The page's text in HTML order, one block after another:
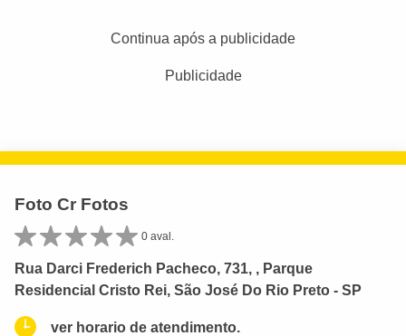
Continua após a publicidade
Publicidade
Foto Cr Fotos
0 aval.
Rua Darci Frederich Pacheco, 731, , Parque
Residencial Cristo Rei, São José Do Rio Preto - SP
ver horario de atendimento.